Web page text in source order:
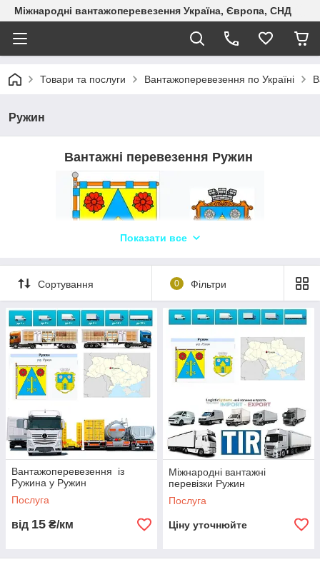
Міжнародні вантажоперевезення Україна, Європа, СНД
Товари та послуги Вантажоперевезення по Україні
Ружин
Вантажні перевезення Ружин
Логіст: Ольга П +380960526965 WhatsApp,
Telegram, Viber ТЛК «Logistic Systems»✔️
Компанія «Logistic Systems» пропонує грузоперевезення з
Ружина до Ружина та по всій Україні. Ми здійснюємо
автоперевезення різних видів вантажів на бортових
автопоїздах. Наша логістична компанія забезпечує надійну
доставку та широкий спектр послуг. У нас ви можете
замовити грузоперевезення на автопоїздах, включаючи
бортові фури, зерновози, ізотермічні фургони, крани,
самоскиди та іншу спецтехніку. Ми пропонуємо як міжміські,
так і міжнародні перевезення, включаючи негабаритні
вантажі. Довірте свої вантажі професіоналам компанії
«Logistic Systems» та отримайте надійні та якісні послуги.
Показати все
Сортування 0 Фільтри
Вантажоперевезення із
Ружина у Ружин
Послуга
від 15 ₴/км
Міжнародні вантажні
перевізки Ружин
Послуга
Ціну уточнюйте